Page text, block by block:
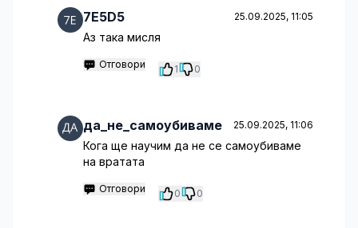
7E5D5 25.09.2025, 11:05
Аз така мисля
Отговори 1 0
да_не_самоубиваме 25.09.2025, 11:06
Кога ще научим да не се самоубиваме
на вратата
Отговори 0 0